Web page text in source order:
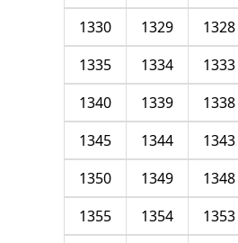
1328
1329
1330
1333
1334
1335
1338
1339
1340
1343
1344
1345
1348
1349
1350
1353
1354
1355